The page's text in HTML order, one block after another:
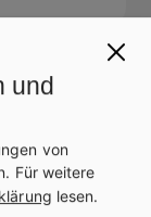
und
von
Für weitere
lesen.